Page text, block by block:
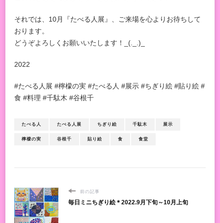
それでは、10月『たべる人展』、ご来場を心よりお待ちして
おります。
どうぞよろしくお願いいたします！_(._.)_
2022
#たべる人展 #檸檬の実 #たべる人 #展示 #ちぎり絵 #貼り絵 #
食 #料理 #千駄木 #谷根千
たべる人 たべる人展 ちぎり絵 千駄木 展示
檸檬の実 谷根千 貼り絵 食 食堂
前の記事
毎日ミニちぎり絵＊2022.9月下旬～10月上旬